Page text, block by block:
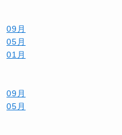
09月
05月
01月
09月
05月